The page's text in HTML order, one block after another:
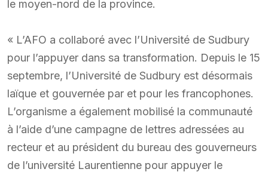
le moyen-nord de la province.
« L’AFO a collaboré avec l’Université de Sudbury
pour l’appuyer dans sa transformation. Depuis le 15
septembre, l’Université de Sudbury est désormais
laïque et gouvernée par et pour les francophones.
L’organisme a également mobilisé la communauté
à l’aide d’une campagne de lettres adressées au
recteur et au président du bureau des gouverneurs
de l’université Laurentienne pour appuyer le